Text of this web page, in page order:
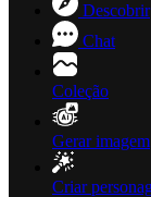
Descobrir
Chat
Coleção
Gerar imagem
Criar